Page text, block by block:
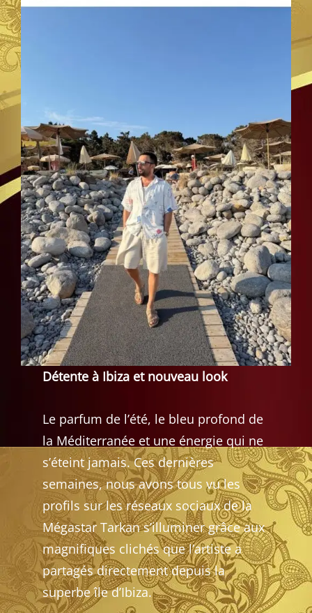
Détente à Ibiza et nouveau look
Le parfum de l’été, le bleu profond de
la Méditerranée et une énergie qui ne
s’éteint jamais. Ces dernières
semaines, nous avons tous vu les
profils sur les réseaux sociaux de la
Mégastar Tarkan s’illuminer grâce aux
magnifiques clichés que l’artiste a
partagés directement depuis la
superbe île d’Ibiza.